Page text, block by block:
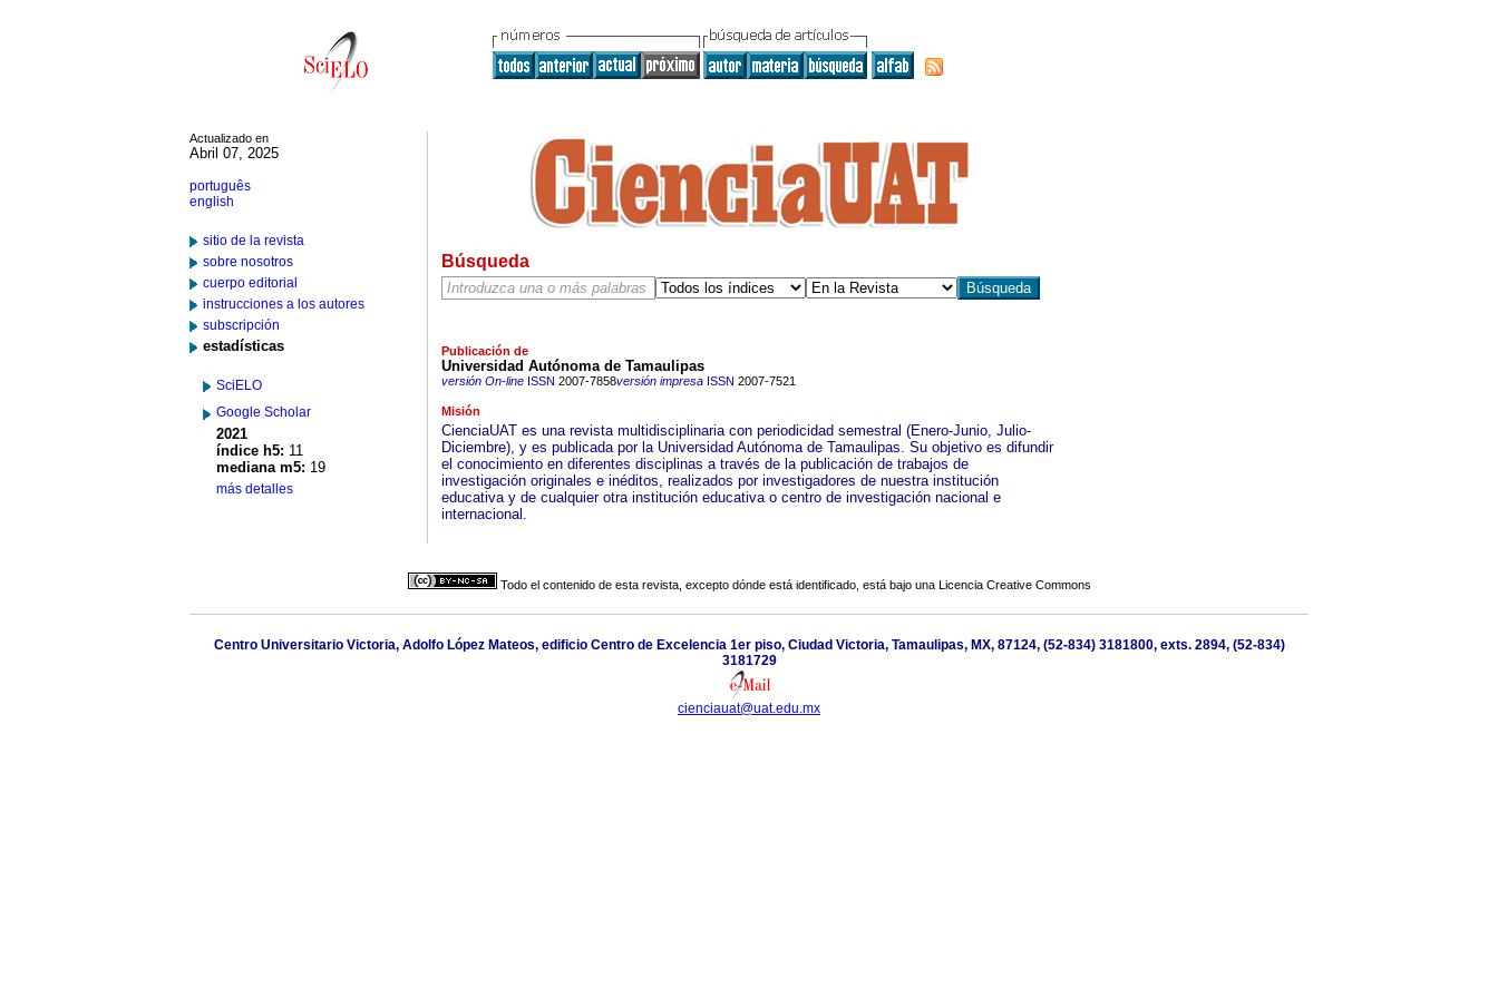
Actualizado en
Abril 07, 2025
português
english
sitio de la revista
sobre nosotros
cuerpo editorial
instrucciones a los autores
subscripción
estadísticas
SciELO
Google Scholar
2021
índice h5: 11
mediana m5: 19
más detalles
Búsqueda
Publicación de
Universidad Autónoma de Tamaulipas
versión On-lineISSN 2007-7858versión impresaISSN 2007-7521
Misión
CienciaUAT es una revista multidisciplinaria con periodicidad semestral (Enero-Junio, Julio-
Diciembre), y es publicada por la Universidad Autónoma de Tamaulipas. Su objetivo es difundir
el conocimiento en diferentes disciplinas a través de la publicación de trabajos de
investigación originales e inéditos, realizados por investigadores de nuestra institución
educativa y de cualquier otra institución educativa o centro de investigación nacional e
internacional.
Todo el contenido de esta revista, excepto dónde está identificado, está bajo una Licencia Creative Commons
Centro Universitario Victoria, Adolfo López Mateos, edificio Centro de Excelencia 1er piso, Ciudad Victoria, Tamaulipas, MX, 87124, (52-834) 3181800, exts. 2894, (52-834)
3181729
cienciauat@uat.edu.mx